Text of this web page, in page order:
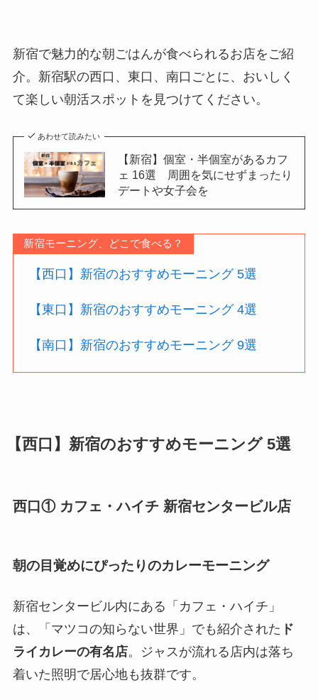
新宿で魅力的な朝ごはんが食べられるお店をご紹
介。新宿駅の西口、東口、南口ごとに、おいしく
て楽しい朝活スポットを見つけてください。
あわせて読みたい
【新宿】個室・半個室があるカフ
ェ 16選 周囲を気にせずまったり
デートや女子会を
新宿モーニング、どこで食べる？
【西口】新宿のおすすめモーニング 5選
【東口】新宿のおすすめモーニング 4選
【南口】新宿のおすすめモーニング 9選
【西口】新宿のおすすめモーニング 5選
西口① カフェ・ハイチ 新宿センタービル店
朝の目覚めにぴったりのカレーモーニング
新宿センタービル内にある「カフェ・ハイチ」
は、「マツコの知らない世界」でも紹介された ド
ライカレーの有名店。ジャスが流れる店内は落ち
着いた照明で居心地も抜群です。